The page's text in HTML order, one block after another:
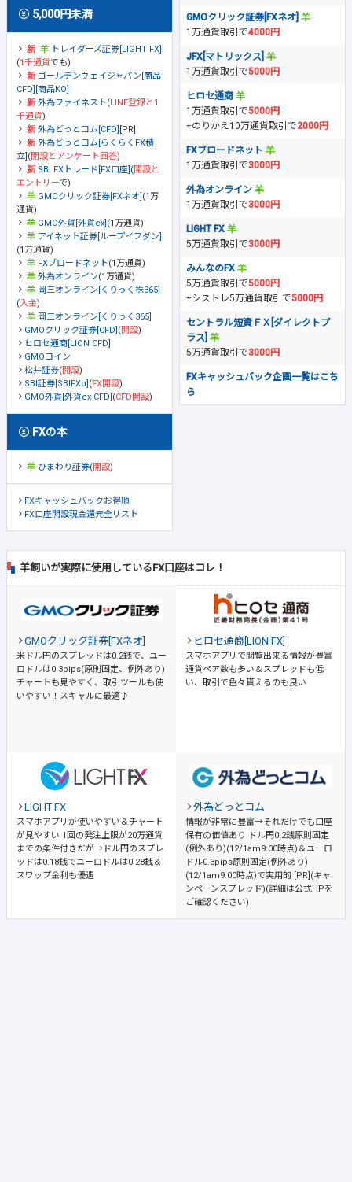
5,000円未満
トレイダーズ証券[LIGHT FX]
(1千通貨でも)
ゴールデンウェイジャパン[商品
CFD][商品KO]
外為ファイネスト(LINE登録と1
千通貨)
外為どっとコム[CFD] [PR]
外為どっとコム[らくらくFX積
立] (開設とアンケート回答)
SBI FXトレード[FX口座] (開設と
エントリーで)
GMOクリック証券[FXネオ] (1万
通貨)
GMO外貨[外貨ex] (1万通貨)
アイネット証券[ループイフダン]
(1万通貨)
FXブロードネット(1万通貨)
外為オンライン(1万通貨)
岡三オンライン[くりっく株365]
(入金)
岡三オンライン[くりっく365]
GMOクリック証券[CFD] (開設)
ヒロセ通商[LION CFD]
GMOコイン
松井証券(開設)
SBI証券[SBIFXα] (FX開設)
GMO外貨[外貨ex CFD] (CFD開設)
FXの本
ひまわり証券(開設)
FXキャッシュバックお得順
FX口座開設現金還元全リスト
GMOクリック証券[FXネオ]
1万通貨取引で4000円
JFX[マトリックス]
1万通貨取引で5000円
ヒロセ通商
1万通貨取引で5000円
+のりかえ10万通貨取引で2000円
FXブロードネット
1万通貨取引で3000円
外為オンライン
1万通貨取引で3000円
LIGHT FX
5万通貨取引で3000円
みんなのFX
5万通貨取引で5000円
+シストレ5万通貨取引で5000円
セントラル短資ＦＸ[ダイレクトプ
ラス]
5万通貨取引で3000円
FXキャッシュバック企画一覧はこち
ら
羊飼いが実際に使用しているFX口座はコレ！
GMOクリック証券[FXネオ]
米ドル円のスプレッドは0.2銭で、ユー
ロドルは0.3pips(原則固定、例外あり)
チャートも見やすく、取引ツールも使
いやすい！スキャルに最適♪
ヒロセ通商[LION FX]
スマホアプリで閲覧出来る情報が豊富
通貨ペア数も多い＆スプレッドも低
い、取引で色々貰えるのも良い
LIGHT FX
スマホアプリが使いやすい＆チャート
が見やすい 1回の発注上限が20万通貨
までの条件付きだが→ドル円のスプレ
ッドは0.18銭でユーロドルは0.28銭＆
スワップ金利も優遇
外為どっとコム
情報が非常に豊富→それだけでも口座
保有の価値あり
ドル円0.2銭原則固定
(例外あり)(12/1am9:00時点)＆ユーロ
ドル0.3pips原則固定(例外あり)
(12/1am9:00時点)で実用的 [PR](キャ
ンペーンスプレッド)(詳細は公式HPを
ご確認ください)